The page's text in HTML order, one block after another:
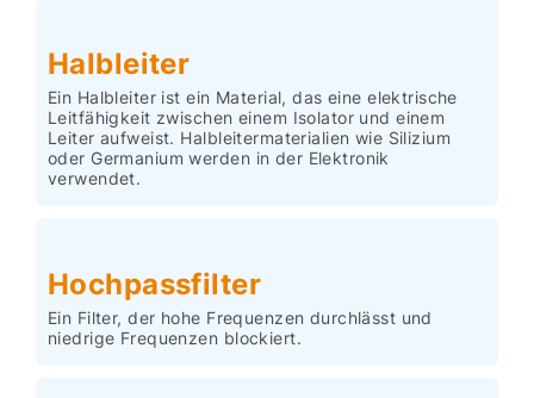
Halbleiter
Ein Halbleiter ist ein Material, das eine elektrische
Leitfähigkeit zwischen einem Isolator und einem
Leiter aufweist. Halbleitermaterialien wie Silizium
oder Germanium werden in der Elektronik
verwendet.
Hochpassfilter
Ein Filter, der hohe Frequenzen durchlässt und
niedrige Frequenzen blockiert.